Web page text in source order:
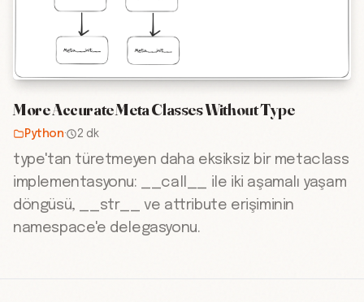
More Accurate Meta Classes Without Type
Python· 2 dk
type'tan türetmeyen daha eksiksiz bir metaclass
implementasyonu: __call__ ile iki aşamalı yaşam
döngüsü, __str__ ve attribute erişiminin
namespace'e delegasyonu.